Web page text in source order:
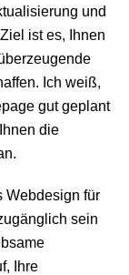
und
ist es, Ihnen
Ich weiß,
gut geplant
die
Webdesign für
sein
Ihre